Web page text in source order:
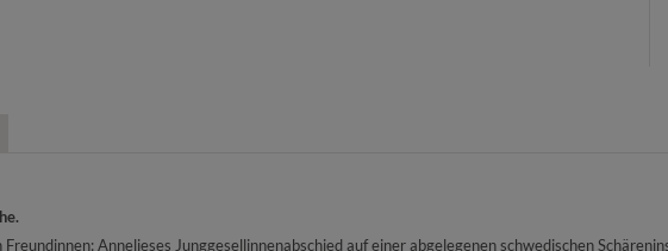
Annelieses Junggesellinnenabschied auf einer abgelegenen schwedischen